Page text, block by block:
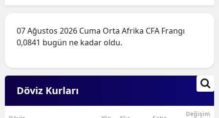
07 Ağustos 2026 Cuma Orta Afrika CFA Frangı
0,0841 bugün ne kadar oldu.
Döviz Kurları
Değişim